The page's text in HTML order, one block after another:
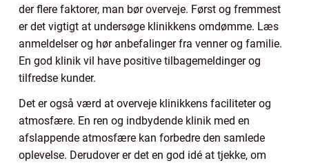
der flere faktorer, man bør overveje. Først og fremmest
er det vigtigt at undersøge klinikkens omdømme. Læs
anmeldelser og hør anbefalinger fra venner og familie.
En god klinik vil have positive tilbagemeldinger og
tilfredse kunder.
Det er også værd at overveje klinikkens faciliteter og
atmosfære. En ren og indbydende klinik med en
afslappende atmosfære kan forbedre den samlede
oplevelse. Derudover er det en god idé at tjekke, om